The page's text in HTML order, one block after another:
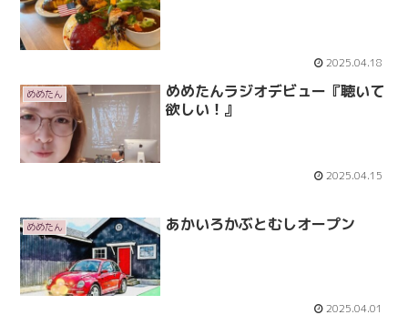
2025.04.18
めめたん
めめたんラジオデビュー『聴いて
欲しい！』
2025.04.15
めめたん あかいろかぶとむしオープン
2025.04.01